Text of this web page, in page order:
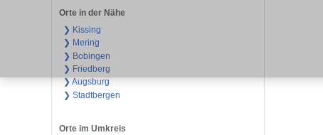
Orte in der Nähe
❯ Kissing
❯ Mering
❯ Bobingen
❯ Friedberg
❯ Augsburg
❯ Stadtbergen
Orte im Umkreis